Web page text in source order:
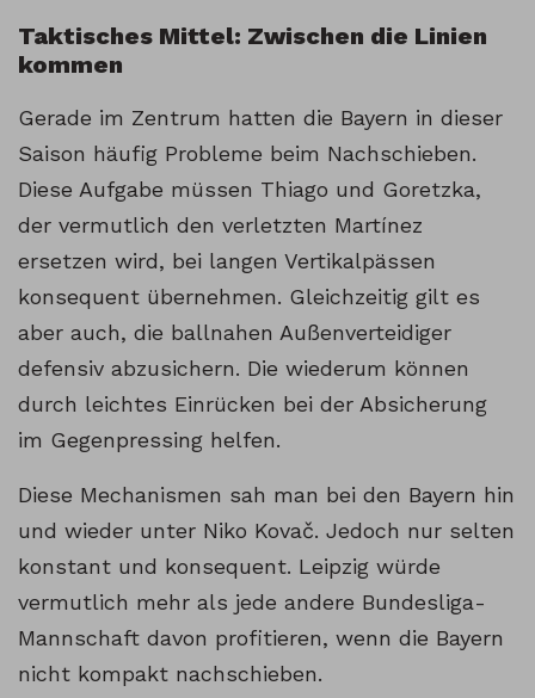
Taktisches Mittel: Zwischen die Linien
kommen
Gerade im Zentrum hatten die Bayern in dieser
Saison häufig Probleme beim Nachschieben.
Diese Aufgabe müssen Thiago und Goretzka,
der vermutlich den verletzten Martínez
ersetzen wird, bei langen Vertikalpässen
konsequent übernehmen. Gleichzeitig gilt es
aber auch, die ballnahen Außenverteidiger
defensiv abzusichern. Die wiederum können
durch leichtes Einrücken bei der Absicherung
im Gegenpressing helfen.
Diese Mechanismen sah man bei den Bayern hin
und wieder unter Niko Kovač. Jedoch nur selten
konstant und konsequent. Leipzig würde
vermutlich mehr als jede andere Bundesliga-
Mannschaft davon profitieren, wenn die Bayern
nicht kompakt nachschieben.